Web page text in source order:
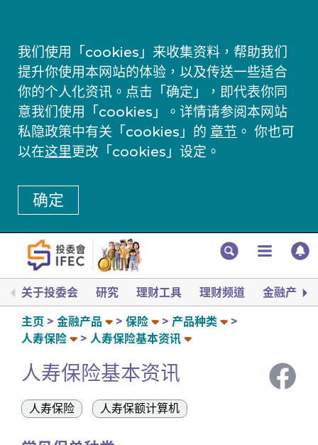
我们使用「cookies」来收集资料，帮助我们
提升你使用本网站的体验，以及传送一些适合
你的个人化资讯。点击「确定」，即代表你同
意我们使用「cookies」。详情请参阅本网站
私隐政策中有关「cookies」的 章节 。 你也可
以在这里更改「cookies」设定。
确定
关于投委会 研究 理财工具 理财频道 金融产品
主页 金融产品 保险
产品种类
人寿保险
人寿保险基本资讯
人寿保险基本资讯
人寿保险 人寿保额计算机